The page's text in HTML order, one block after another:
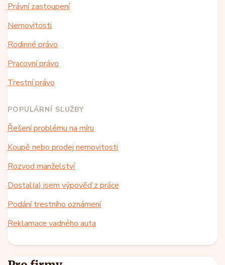
Právní zastoupení
Nemovitosti
Rodinné právo
Pracovní právo
Trestní právo
POPULÁRNÍ SLUŽBY
Řešení problému na míru
Koupě nebo prodej nemovitosti
Rozvod manželství
Dostal(a) jsem výpověď z práce
Podání trestního oznámení
Reklamace vadného auta